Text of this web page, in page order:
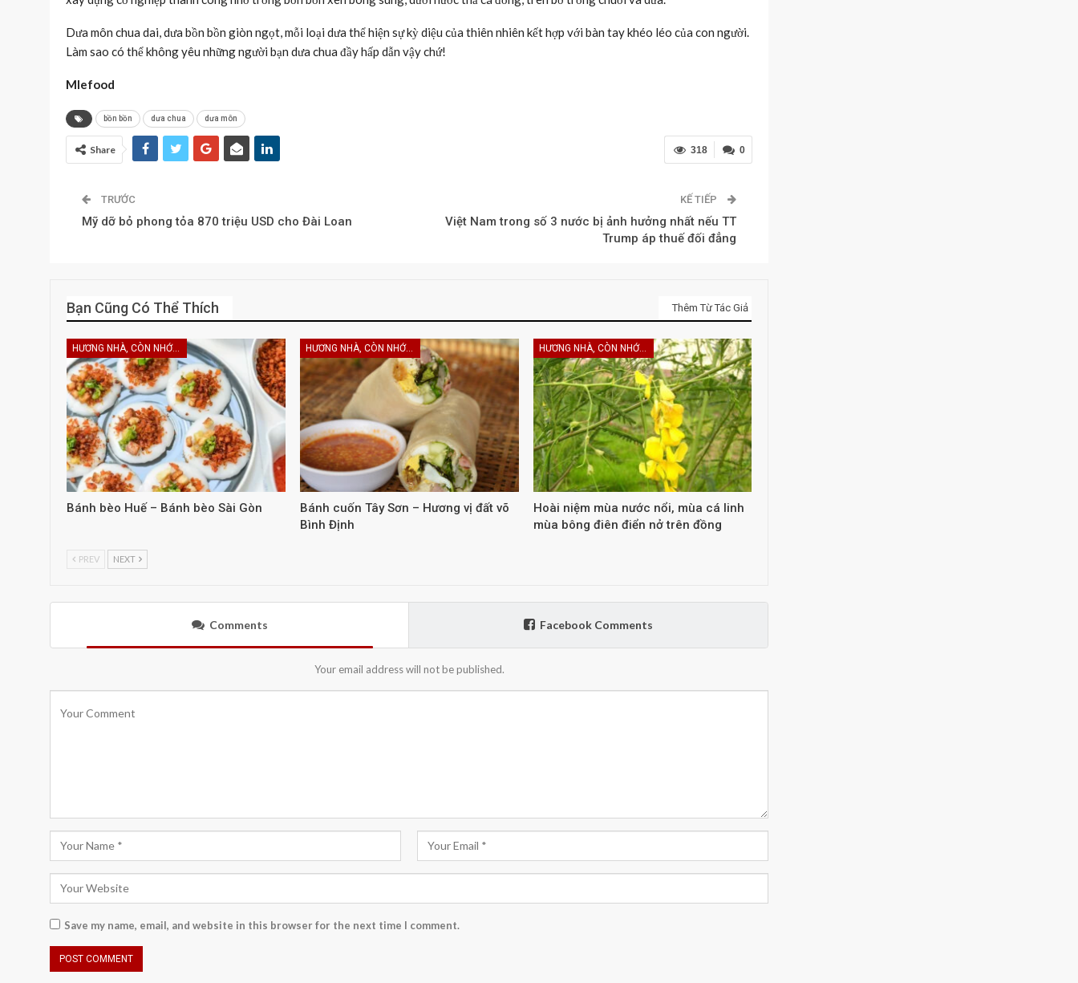
Dưa môn chua dai, dưa bồn bồn giòn ngọt, mỗi loại dưa thể hiện sự kỳ diệu của thiên nhiên kết hợp với bàn tay khéo léo của con người.
Làm sao có thể không yêu những người bạn dưa chua đầy hấp dẫn vậy chứ!
Mlefood
bồn bồn dưa chua dưa môn
0
318
Share
TRƯỚC
Mỹ dỡ bỏ phong tỏa 870 triệu USD cho Đài Loan
KẾ TIẾP
Việt Nam trong số 3 nước bị ảnh hưởng nhất nếu TT
Trump áp thuế đối đẳng
Bạn Cũng Có Thể Thích Thêm Từ Tác Giả
HƯƠNG NHÀ, CÒN NHỚ KHÔNG EM
Bánh bèo Huế – Bánh bèo Sài Gòn
HƯƠNG NHÀ, CÒN NHỚ KHÔNG EM
Bánh cuốn Tây Sơn – Hương vị đất võ
Bình Định
HƯƠNG NHÀ, CÒN NHỚ KHÔNG EM
Hoài niệm mùa nước nổi, mùa cá linh
mùa bông điên điển nở trên đồng
PREV NEXT
Comments Facebook Comments
Your email address will not be published.
Save my name, email, and website in this browser for the next time I comment.